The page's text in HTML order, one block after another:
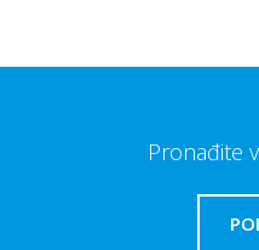
Pronađite